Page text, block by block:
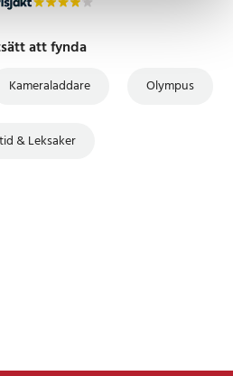
att fynda
Kameraladdare Olympus
& Leksaker